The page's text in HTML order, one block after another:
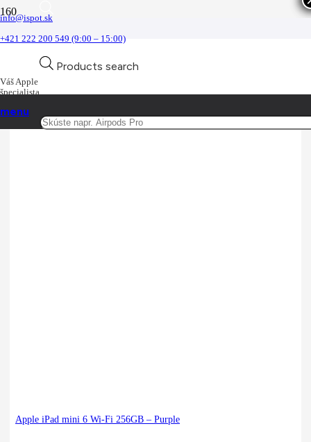
info@ispot.sk
+421 222 200 549 (9:00 – 15:00)
Váš Apple
špecialista
Products search
menu
iPad mini
iPad mini
Apple iPad mini 6 Wi-Fi 256GB – Purple